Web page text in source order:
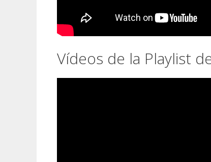
Vídeos de la Playlist